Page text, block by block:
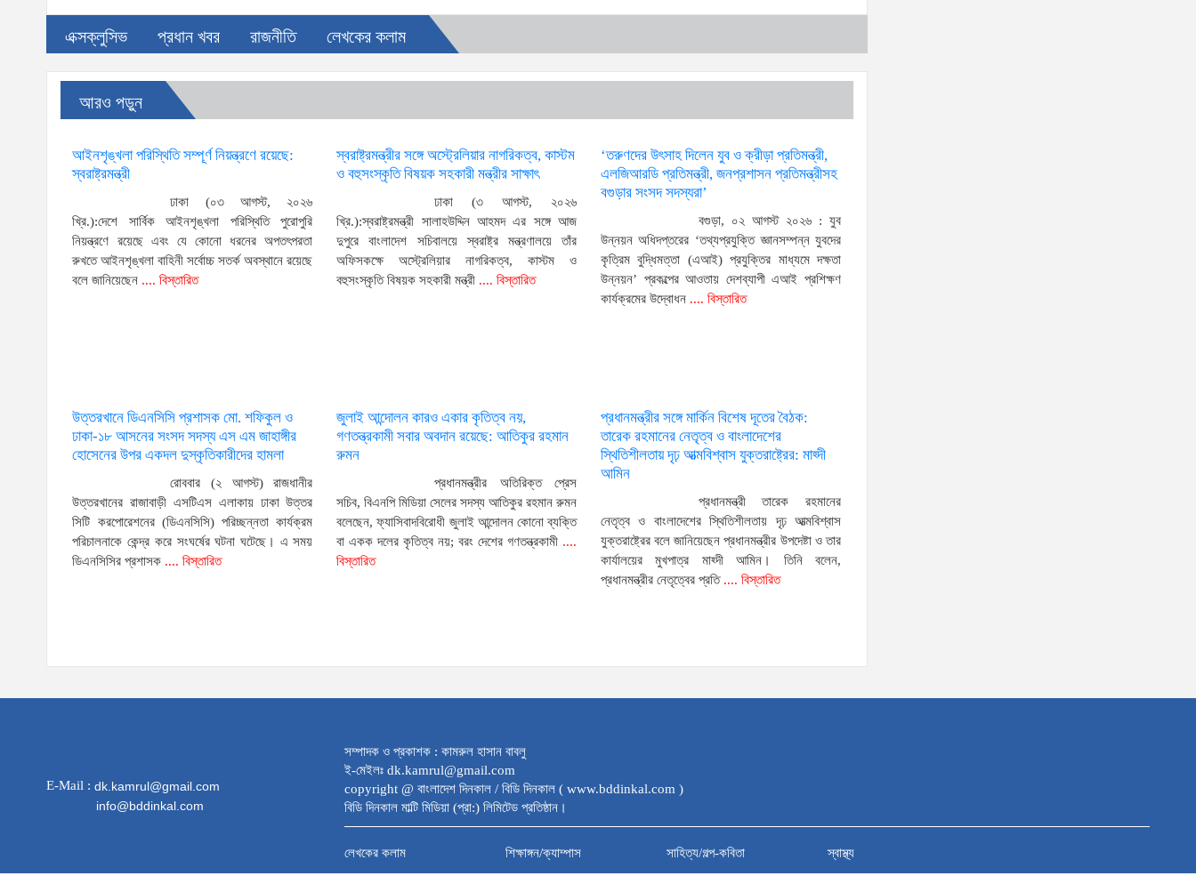
এক্সক্লুসিভ প্রধান খবর রাজনীতি লেখকের কলাম
আরও পড়ুন
আইনশৃঙ্খলা পরিস্থিতি সম্পূর্ণ নিয়ন্ত্রণে রয়েছে:
স্বরাষ্ট্রমন্ত্রী
ঢাকা (০৩ আগস্ট, ২০২৬
খ্রি.):দেশে সার্বিক আইনশৃঙ্খলা পরিস্থিতি পুরোপুরি
নিয়ন্ত্রণে রয়েছে এবং যে কোনো ধরনের অপতৎপরতা
রুখতে আইনশৃঙ্খলা বাহিনী সর্বোচ্চ সতর্ক অবস্থানে রয়েছে
বলে জানিয়েছেন .... বিস্তারিত
স্বরাষ্ট্রমন্ত্রীর সঙ্গে অস্ট্রেলিয়ার নাগরিকত্ব, কাস্টম
ও বহুসংস্কৃতি বিষয়ক সহকারী মন্ত্রীর সাক্ষাৎ
ঢাকা (৩ আগস্ট, ২০২৬
খ্রি.):স্বরাষ্ট্রমন্ত্রী সালাহউদ্দিন আহমদ এর সঙ্গে আজ
দুপুরে বাংলাদেশ সচিবালয়ে স্বরাষ্ট্র মন্ত্রণালয়ে তাঁর
অফিসকক্ষে অস্ট্রেলিয়ার নাগরিকত্ব, কাস্টম ও
বহুসংস্কৃতি বিষয়ক সহকারী মন্ত্রী .... বিস্তারিত
‘তরুণদের উৎসাহ দিলেন যুব ও ক্রীড়া প্রতিমন্ত্রী,
এলজিআরডি প্রতিমন্ত্রী, জনপ্রশাসন প্রতিমন্ত্রীসহ
বগুড়ার সংসদ সদস্যরা’
বগুড়া, ০২ আগস্ট ২০২৬ : যুব
উন্নয়ন অধিদপ্তরের ‘তথ্যপ্রযুক্তি জ্ঞানসম্পন্ন যুবদের
কৃত্রিম বুদ্ধিমত্তা (এআই) প্রযুক্তির মাধ্যমে দক্ষতা
উন্নয়ন’ প্রকল্পের আওতায় দেশব্যাপী এআই প্রশিক্ষণ
কার্যক্রমের উদ্বোধন.... বিস্তারিত
উত্তরখানে ডিএনসিসি প্রশাসক মো. শফিকুল ও
ঢাকা-১৮ আসনের সংসদ সদস্য এস এম জাহাঙ্গীর
হোসেনের উপর একদল দুস্কৃতিকারীদের হামলা
রোববার (২ আগস্ট) রাজধানীর
উত্তরখানের রাজাবাড়ী এসটিএস এলাকায় ঢাকা উত্তর
সিটি করপোরেশনের (ডিএনসিসি) পরিচ্ছন্নতা কার্যক্রম
পরিচালনাকে কেন্দ্র করে সংঘর্ষের ঘটনা ঘটেছে। এ সময়
ডিএনসিসির প্রশাসক .... বিস্তারিত
জুলাই আন্দোলন কারও একার কৃতিত্ব নয়,
গণতন্ত্রকামী সবার অবদান রয়েছে: আতিকুর রহমান
রুমন
প্রধানমন্ত্রীর অতিরিক্ত প্রেস
সচিব, বিএনপি মিডিয়া সেলের সদস্য আতিকুর রহমান রুমন
বলেছেন, ফ্যাসিবাদবিরোধী জুলাই আন্দোলন কোনো ব্যক্তি
বা একক দলের কৃতিত্ব নয়; বরং দেশের গণতন্ত্রকামী ....
বিস্তারিত
প্রধানমন্ত্রীর সঙ্গে মার্কিন বিশেষ দূতের বৈঠক:
তারেক রহমানের নেতৃত্ব ও বাংলাদেশের
স্থিতিশীলতায় দৃঢ় আত্মবিশ্বাস যুক্তরাষ্ট্রের: মাহ্দী
আমিন
প্রধানমন্ত্রী তারেক রহমানের
নেতৃত্ব ও বাংলাদেশের স্থিতিশীলতায় দৃঢ় আত্মবিশ্বাস
যুক্তরাষ্ট্রের বলে জানিয়েছেন প্রধানমন্ত্রীর উপদেষ্টা ও তার
কার্যালয়ের মুখপাত্র মাহ্দী আমিন। তিনি বলেন,
প্রধানমন্ত্রীর নেতৃত্বের প্রতি.... বিস্তারিত
সহায়তাও দিলেন প্রতিমন্ত্রী
— প্রতিমন্ত্রী ব্যারিস্টার মীর হেলাল
E-Mail : dk.kamrul@gmail.com
info@bddinkal.com
সম্পাদক ও প্রকাশক : কামরুল হাসান বাবলু
ই-মেইলঃ dk.kamrul@gmail.com
copyright @ বাংলাদেশ দিনকাল / বিডি দিনকাল ( www.bddinkal.com )
বিডি দিনকাল মাল্টি মিডিয়া (প্রা:) লিমিটেড প্রতিষ্ঠান।
লেখকের কলাম শিক্ষাঙ্গন/ক্যাম্পাস সাহিত্য/গল্প-কবিতা স্বাস্থ্য